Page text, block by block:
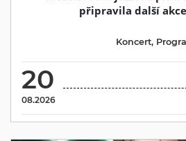
připravila další
20
08.2026
Koncert,